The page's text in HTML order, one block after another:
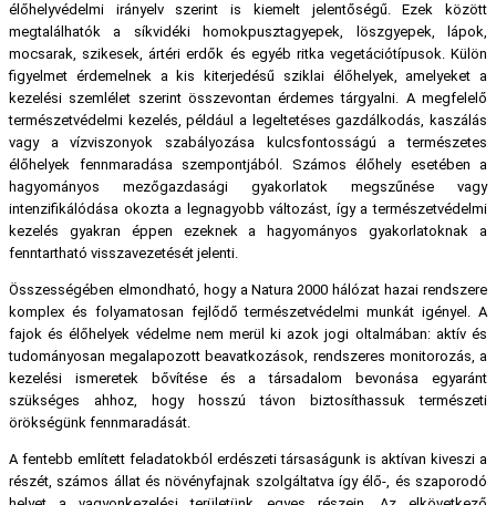
élőhelyvédelmi irányelv szerint is kiemelt jelentőségű. Ezek között
megtalálhatók a síkvidéki homokpusztagyepek, löszgyepek, lápok,
mocsarak, szikesek, ártéri erdők és egyéb ritka vegetációtípusok. Külön
figyelmet érdemelnek a kis kiterjedésű sziklai élőhelyek, amelyeket a
kezelési szemlélet szerint összevontan érdemes tárgyalni. A megfelelő
természetvédelmi kezelés, például a legeltetéses gazdálkodás, kaszálás
vagy a vízviszonyok szabályozása kulcsfontosságú a természetes
élőhelyek fennmaradása szempontjából. Számos élőhely esetében a
hagyományos mezőgazdasági gyakorlatok megszűnése vagy
intenzifikálódása okozta a legnagyobb változást, így a természetvédelmi
kezelés gyakran éppen ezeknek a hagyományos gyakorlatoknak a
fenntartható visszavezetését jelenti.
Összességében elmondható, hogy a Natura 2000 hálózat hazai rendszere
komplex és folyamatosan fejlődő természetvédelmi munkát igényel. A
fajok és élőhelyek védelme nem merül ki azok jogi oltalmában: aktív és
tudományosan megalapozott beavatkozások, rendszeres monitorozás, a
kezelési ismeretek bővítése és a társadalom bevonása egyaránt
szükséges ahhoz, hogy hosszú távon biztosíthassuk természeti
örökségünk fennmaradását.
A fentebb említett feladatokból erdészeti társaságunk is aktívan kiveszi a
részét, számos állat és növényfajnak szolgáltatva így élő-, és szaporodó